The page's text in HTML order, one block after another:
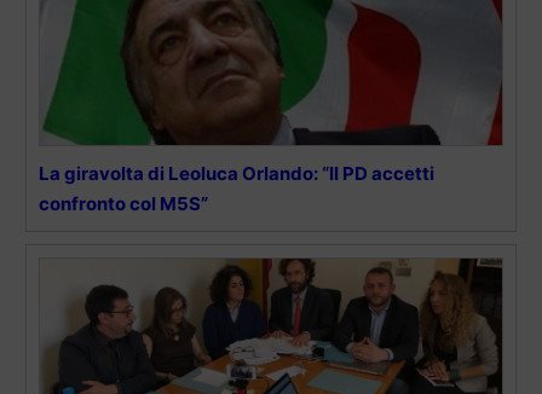
La giravolta di Leoluca Orlando: “Il PD accetti
confronto col M5S”